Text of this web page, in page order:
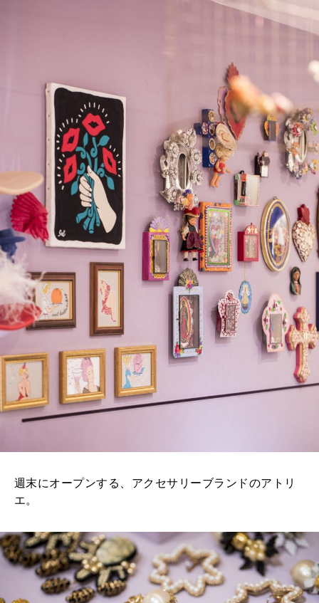
週末にオープンする、アクセサリーブランドのアトリ
エ。